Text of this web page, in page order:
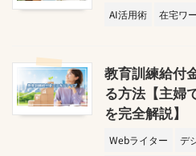
AI活用術 在宅ワ
教育訓練給付
る方法【主婦
を完全解説】
Webライター デ